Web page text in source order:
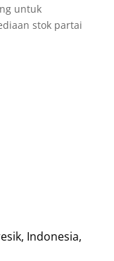
untuk
stok partai
Indonesia,